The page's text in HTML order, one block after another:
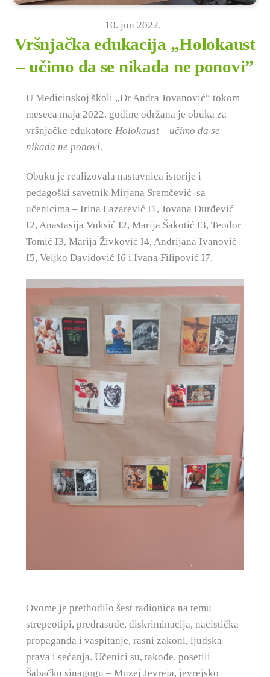
10. jun 2022.
Vršnjačka edukacija „Holokaust
– učimo da se nikada ne ponovi”
U Medicinskoj školi „Dr Andra Jovanović“ tokom
meseca maja 2022. godine održana je obuka za
vršnjačke edukatore Holokaust – učimo da se
nikada ne ponovi.
Obuku je realizovala nastavnica istorije i
pedagoški savetnik Mirjana Sremčević sa
učenicima – Irina Lazarević I1, Jovana Đurđević
I2, Anastasija Vuksić I2, Marija Šakotić I3, Teodor
Tomić I3, Marija Živković I4, Andrijana Ivanović
I5, Veljko Davidović I6 i Ivana Filipović I7.
Ovome je prethodilo šest radionica na temu
strepeotipi, predrasude, diskriminacija, nacistička
propaganda i vaspitanje, rasni zakoni, ljudska
prava i sećanja. Učenici su, takođe, posetili
Šabačku sinagogu – Muzej Jevreja, jevrejsko